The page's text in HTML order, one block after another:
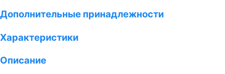
Дополнительные принадлежности
Характеристики
Описание